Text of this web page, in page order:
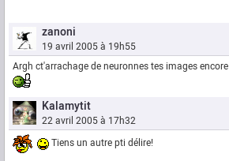
zanoni
19 avril 2005 à 19h55
Argh ct'arrachage de neuronnes tes images encore
Kalamytit
22 avril 2005 à 17h32
Tiens un autre pti délire!